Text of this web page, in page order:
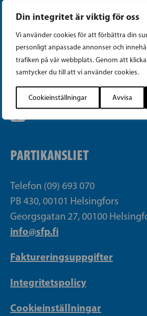
Din integritet är viktig för oss
Vi använder cookies för att förbättra din
personligt anpassade annonser och
trafiken på vår webbplats. Genom att
samtycker du till att vi använder cookies.
Cookieinställningar Avvisa
Instagram
Facebook
Tiktok
PARTIKANSLIET
Telefon (09) 693 070
PB 430, 00101 Helsingfors
Georgsgatan 27, 00100
info@sfp.fi
Faktureringsuppgifter
Integritetspolicy
Cookieinställningar